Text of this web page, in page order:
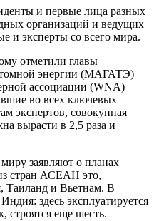
и первые лица разных
организаций и ведущих
и эксперты со всего мира.
отметили главы
энергии (МАГАТЭ)
ассоциации (WNA)
во всех ключевых
экспертов, совокупная
вырасти в 2,5 раза и
заявляют о планах
стран АСЕАН это,
Таиланд и Вьетнам. В
здесь эксплуатируется
строятся еще шесть.